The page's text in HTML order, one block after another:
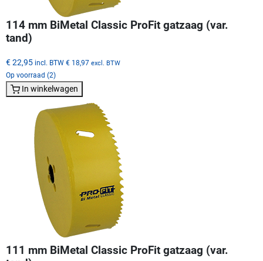
114 mm BiMetal Classic ProFit gatzaag (var.
tand)
€ 22,95 incl. BTW € 18,97 excl. BTW
Op voorraad (2)
In winkelwagen
111 mm BiMetal Classic ProFit gatzaag (var.